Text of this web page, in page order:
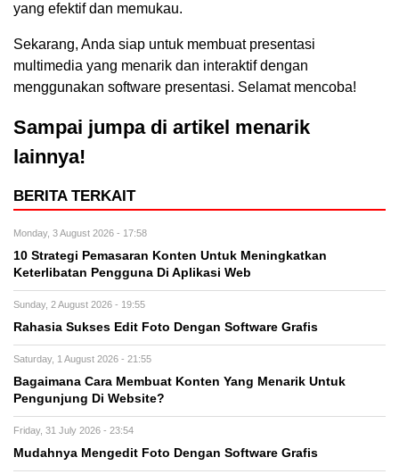
yang efektif dan memukau.
Sekarang, Anda siap untuk membuat presentasi
multimedia yang menarik dan interaktif dengan
menggunakan software presentasi. Selamat mencoba!
Sampai jumpa di artikel menarik
lainnya!
BERITA TERKAIT
Monday, 3 August 2026 - 17:58
10 Strategi Pemasaran Konten Untuk Meningkatkan
Keterlibatan Pengguna Di Aplikasi Web
Sunday, 2 August 2026 - 19:55
Rahasia Sukses Edit Foto Dengan Software Grafis
Saturday, 1 August 2026 - 21:55
Bagaimana Cara Membuat Konten Yang Menarik Untuk
Pengunjung Di Website?
Friday, 31 July 2026 - 23:54
Mudahnya Mengedit Foto Dengan Software Grafis